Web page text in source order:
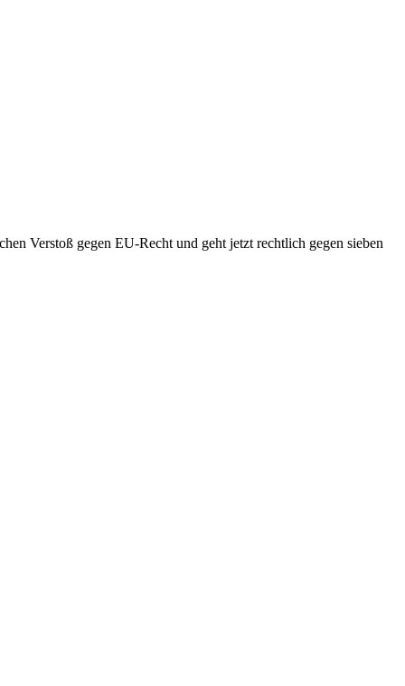
Verstoß gegen EU-Recht und geht jetzt rechtlich gegen sieben